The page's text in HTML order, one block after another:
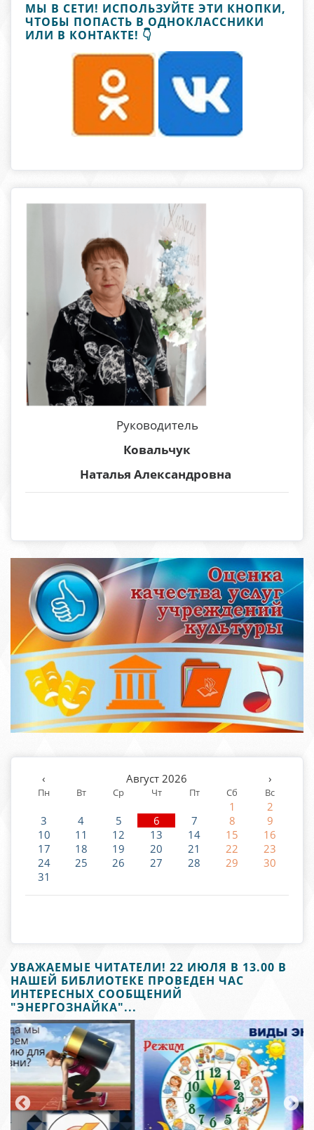
МЫ В СЕТИ! ИСПОЛЬЗУЙТЕ ЭТИ КНОПКИ,
ЧТОБЫ ПОПАСТЬ В ОДНОКЛАССНИКИ
ИЛИ В КОНТАКТЕ! 👇
Руководитель
Ковальчук
Наталья Александровна
‹ Август 2026 ›
Пн Вт Ср Чт Пт Сб Вс
1
2
3
4 5 6 7 8
9
10
11 12 13 14 15
16
17
18 19 20 21 22
23
24
25 26 27 28 29
30
31
УВАЖАЕМЫЕ ЧИТАТЕЛИ! 22 ИЮЛЯ В 13.00 В
НАШЕЙ БИБЛИОТЕКЕ ПРОВЕДЕН ЧАС
ИНТЕРЕСНЫХ СООБЩЕНИЙ
"ЭНЕРГОЗНАЙКА"...